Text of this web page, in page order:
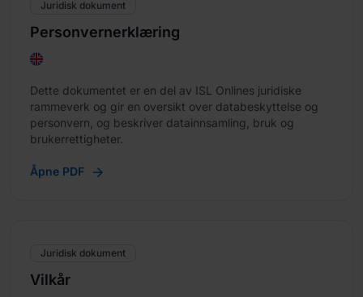
Juridisk dokument
Personvernerklæring
Dette dokumentet er en del av ISL Onlines juridiske
rammeverk og gir en oversikt over databeskyttelse og
personvern, og beskriver datainnsamling, bruk og
brukerrettigheter.
Åpne PDF
Juridisk dokument
Vilkår